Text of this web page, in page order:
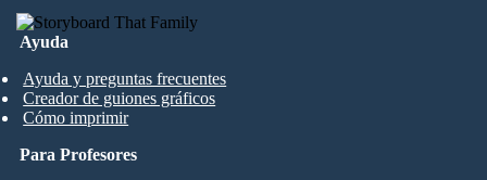
Ayuda
Ayuda y preguntas frecuentes
Creador de guiones gráficos
Cómo imprimir
Para Profesores